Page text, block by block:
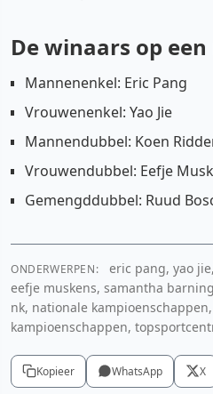
De winaars op
Mannenenkel: Eric Pang
Vrouwenenkel: Yao Jie
Mannendubbel: Koen
Vrouwendubbel: Eefje
Gemengddubbel: Ruud
ONDERWERPEN:
eric pang, yao
eefje muskens, samantha
nk, nationale
kampioenschappen,
Kopieer WhatsApp X